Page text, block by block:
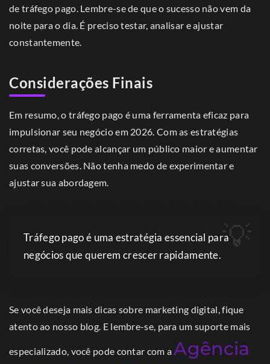
de tráfego pago. Lembre-se de que o sucesso não vem da
noite para o dia. É preciso testar, analisar e ajustar
constantemente.
Considerações Finais
Em resumo, o tráfego pago é uma ferramenta eficaz para
impulsionar seu negócio em 2026. Com as estratégias
corretas, você pode alcançar um público maior e aumentar
suas conversões. Não tenha medo de experimentar e
ajustar sua abordagem.
Tráfego pago é uma estratégia essencial para
negócios que querem crescer rapidamente.
Se você deseja mais dicas sobre marketing digital, fique
atento ao nosso blog. E lembre-se, para um suporte mais
especializado, você pode contar com aAgência